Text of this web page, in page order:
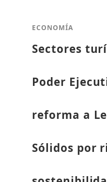
ECONOMÍA
Sectores
Poder
reforma a
Sólidos por